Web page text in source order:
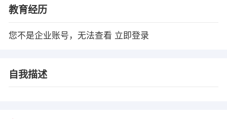
教育经历
您不是企业账号，无法查看 立即登录
自我描述